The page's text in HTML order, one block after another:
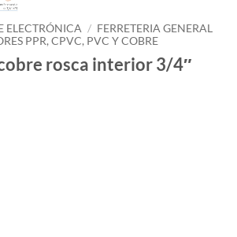
ELECTRÓNICA / FERRETERIA GENERAL
PPR, CPVC, PVC Y COBRE
rosca interior 3/4″